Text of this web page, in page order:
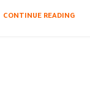
CONTINUE READING